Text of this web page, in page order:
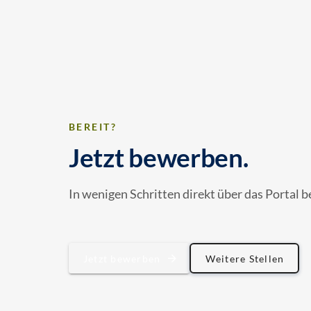
BEREIT?
Jetzt bewerben.
In wenigen Schritten direkt über das Portal
Weitere Stellen